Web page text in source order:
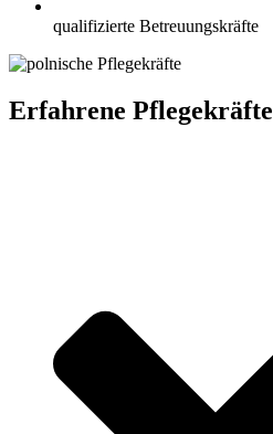
qualifizierte Betreuungskräfte
Erfahrene Pflegekräfte